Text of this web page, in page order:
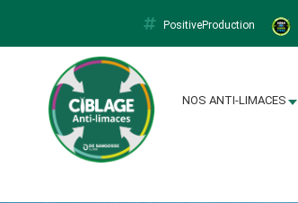
PositiveProduction
NOS ANTI-LIMACES